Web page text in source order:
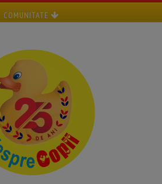
COMUNITATE